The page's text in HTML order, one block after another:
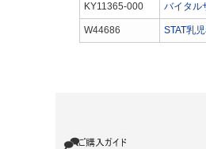
KY11365-000 バイタル
W44686 STAT乳